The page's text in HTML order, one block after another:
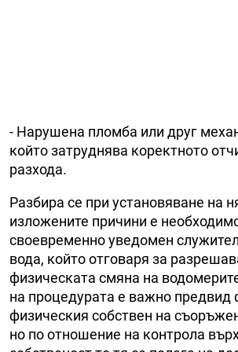
- Нарушена пломба или друг
който затруднява коректното
разхода.
Разбира се при установяване на
изложените причини е
своевременно уведомен
вода, който отговаря за
физическата смяна на
на процедурата е важно предвид
физическия собствен на
но по отношение на контрола